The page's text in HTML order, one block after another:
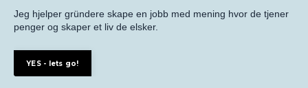
Jeg hjelper gründere skape en jobb med mening hvor de tjener
penger og skaper et liv de elsker.
YES - lets go!